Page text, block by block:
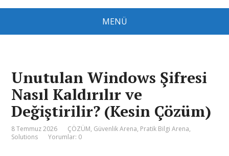
MENÜ
Unutulan Windows Şifresi
Nasıl Kaldırılır ve
Değiştirilir? (Kesin Çözüm)
8 Temmuz 2026 ÇÖZÜM, Güvenlik Arena, Pratik Bilgi Arena,
Solutions
Yorumlar: 0